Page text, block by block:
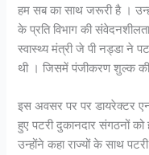
हम सब का साथ जरूरी है ।
के प्रति विभाग की
स्वास्थ्य मंत्री जे पी नड्डा ने
थी । जिसमें पंजीकरण शुल्क की
इस अवसर पर पर डायरेक्टर
हुए पटरी दुकानदार संगठनों
उन्होंने कहा राज्यों के साथ